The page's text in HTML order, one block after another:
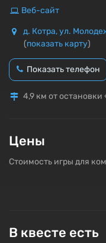
Веб-сайт
д. Котра, ул.
(показать карту)
Показать телефон
4,9 км от
Цены
Стоимость игры для
В квесте есть